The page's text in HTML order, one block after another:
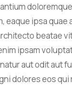
eaque ipsa quae
beatae
ipsam
aut odit aut
dolores eos qui